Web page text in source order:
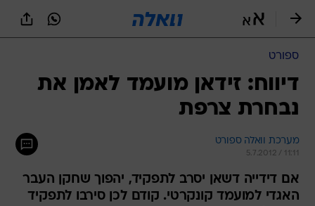
ספורט
דיווח: זידאן מועמד לאמן את
נבחרת צרפת
מערכת וואלה ספורט
5.7.2012 / 11:11
אם דידייה דשאן יסרב לתפקיד, יהפוך שחקן העבר
האגדי למועמד קונקרטי. קודם לכן סירבו לתפקיד